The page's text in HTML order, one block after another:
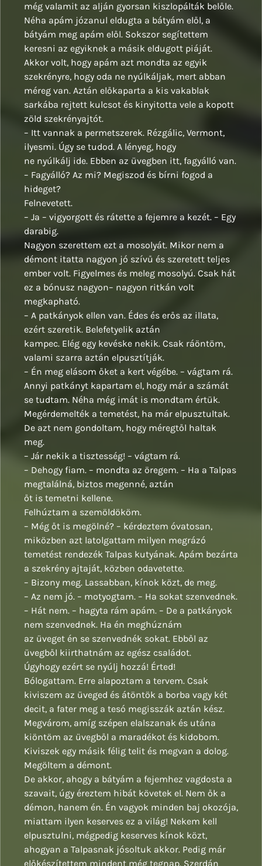
még valamit az alján gyorsan kiszlopálták belőle.
Néha apám józanul eldugta a bátyám elől, a
bátyám meg apám elől. Sokszor segítettem
keresni az egyiknek a másik eldugott piáját.
Akkor volt, hogy apám azt mondta az egyik
szekrényre, hogy oda ne nyúlkáljak, mert abban
méreg van. Aztán előkaparta a kis vakablak
sarkába rejtett kulcsot és kinyitotta vele a kopott
zöld szekrényajtót.
– Itt vannak a permetszerek. Rézgálic, Vermont,
ilyesmi. Úgy se tudod. A lényeg, hogy
ne nyúlkálj ide. Ebben az üvegben itt, fagyálló van.
– Fagyálló? Az mi? Megiszod és bírni fogod a
hideget?
Felnevetett.
– Ja – vigyorgott és rátette a fejemre a kezét. – Egy
darabig.
Nagyon szerettem ezt a mosolyát. Mikor nem a
démont itatta nagyon jó szívű és szeretett teljes
ember volt. Figyelmes és meleg mosolyú. Csak hát
ez a bónusz nagyon– nagyon ritkán volt
megkapható.
– A patkányok ellen van. Édes és erős az illata,
ezért szeretik. Belefetyelik aztán
kampec. Elég egy kevéske nekik. Csak ráöntöm,
valami szarra aztán elpusztítják.
– Én meg elásom őket a kert végébe. – vágtam rá.
Annyi patkányt kapartam el, hogy már a számát
se tudtam. Néha még imát is mondtam értük.
Megérdemelték a temetést, ha már elpusztultak.
De azt nem gondoltam, hogy méregtől haltak
meg.
– Jár nekik a tisztesség! – vágtam rá.
– Dehogy fiam. – mondta az öregem. – Ha a Talpas
megtalálná, biztos megenné, aztán
őt is temetni kellene.
Felhúztam a szemöldököm.
– Még őt is megölné? – kérdeztem óvatosan,
miközben azt latolgattam milyen megrázó
temetést rendezék Talpas kutyának. Apám bezárta
a szekrény ajtaját, közben odavetette.
– Bizony meg. Lassabban, kínok közt, de meg.
– Az nem jó. – motyogtam. – Ha sokat szenvednek.
– Hát nem. – hagyta rám apám. – De a patkányok
nem szenvednek. Ha én meghúznám
az üveget én se szenvednék sokat. Ebből az
üvegből kiirthatnám az egész családot.
Úgyhogy ezért se nyúlj hozzá! Érted!
Bólogattam. Erre alapoztam a tervem. Csak
kiviszem az üveged és átöntök a borba vagy két
decit, a fater meg a tesó megisszák aztán kész.
Megvárom, amíg szépen elalszanak és utána
kiöntöm az üvegből a maradékot és kidobom.
Kiviszek egy másik félig telit és megvan a dolog.
Megöltem a démont.
De akkor, ahogy a bátyám a fejemhez vagdosta a
szavait, úgy éreztem hibát követek el. Nem ők a
démon, hanem én. Én vagyok minden baj okozója,
miattam ilyen keserves ez a világ! Nekem kell
elpusztulni, mégpedig keserves kínok közt,
ahogyan a Talpasnak jósoltuk akkor. Pedig már
előkészítettem mindent még tegnap. Szerdán